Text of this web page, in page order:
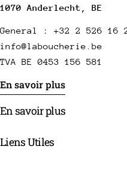
1070 Anderlecht, BE
General : +32 2 526 16
info@laboucherie.be
TVA BE 0453 156 581
En savoir plus
En savoir plus
Liens Utiles